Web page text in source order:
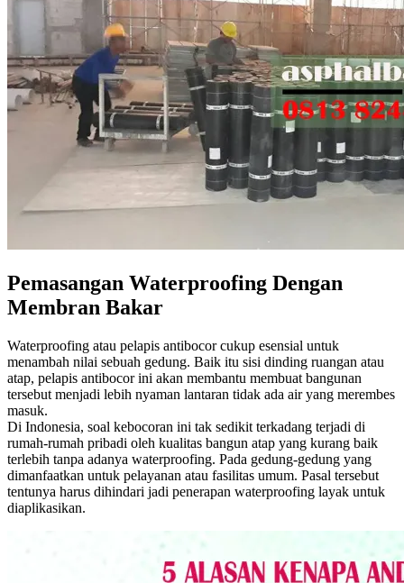
Pemasangan Waterproofing Dengan
Membran Bakar
Waterproofing atau pelapis antibocor cukup esensial untuk
menambah nilai sebuah gedung. Baik itu sisi dinding ruangan atau
atap, pelapis antibocor ini akan membantu membuat bangunan
tersebut menjadi lebih nyaman lantaran tidak ada air yang merembes
masuk.
Di Indonesia, soal kebocoran ini tak sedikit terkadang terjadi di
rumah-rumah pribadi oleh kualitas bangun atap yang kurang baik
terlebih tanpa adanya waterproofing. Pada gedung-gedung yang
dimanfaatkan untuk pelayanan atau fasilitas umum. Pasal tersebut
tentunya harus dihindari jadi penerapan waterproofing layak untuk
diaplikasikan.